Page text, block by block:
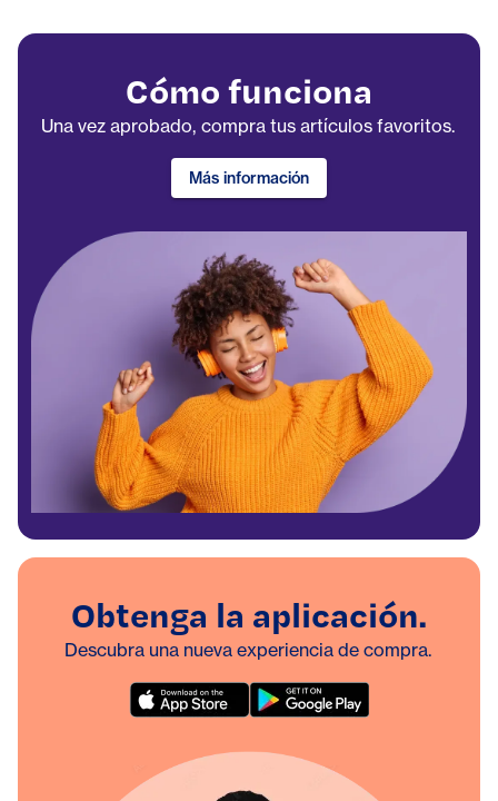
Cómo funciona
Una vez aprobado, compra tus artículos favoritos.
Más información
Obtenga la aplicación.
Descubra una nueva experiencia de compra.